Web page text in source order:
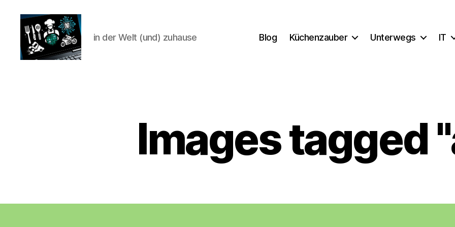
in der Welt (und) zuhause Blog Küchenzauber Unterwegs IT
Images tagged